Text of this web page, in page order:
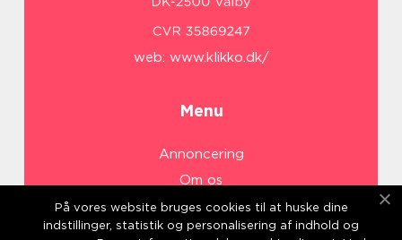
web: www.klikko.dk/
Menu
Annoncering
Om os
Cookies
Kontakt os
På vores website bruges cookies til at huske dine
indstillinger, statistik og personalisering af indhold og